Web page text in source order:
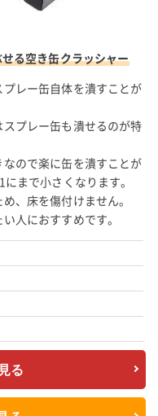
る空き缶クラッシャー
レー缶自体を潰すことが
プレー缶も潰せるのが特
ので楽に缶を潰すことが
まで小さくなります。
、床を傷付けません。
人におすすめです。
る